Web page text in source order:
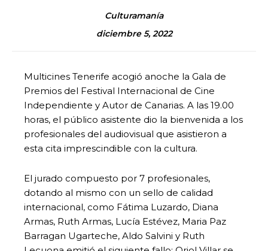
Culturamanía
diciembre 5, 2022
Multicines Tenerife acogió anoche la Gala de
Premios del Festival Internacional de Cine
Independiente y Autor de Canarias. A las 19.00
horas, el público asistente dio la bienvenida a los
profesionales del audiovisual que asistieron a
esta cita imprescindible con la cultura.
El jurado compuesto por 7 profesionales,
dotando al mismo con un sello de calidad
internacional, como Fátima Luzardo, Diana
Armas, Ruth Armas, Lucía Estévez, Maria Paz
Barragan Ugarteche, Aldo Salvini y Ruth